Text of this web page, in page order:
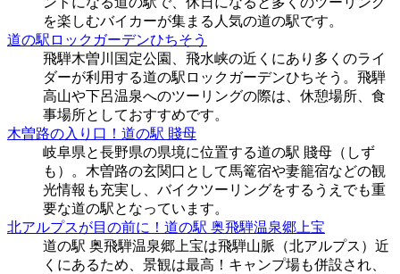
を楽しむバイカーが集まる人気の道の駅です。
道の駅ロックガーデンひちそう
飛騨木曽川国定公園、飛水峡の近くにあり多くのライ
ダーが利用する道の駅ロックガーデンひちそう。飛騨
高山や下呂温泉へのツーリングの際は、休憩場所、食
事場所としておすすめです。
木曽路の入り口！道の駅 賤母
岐阜県と長野県の県境に位置する道の駅 賤母（しず
も）。木曽路の玄関口として馬篭宿や妻籠宿などの観
光情報も充実し、バイクツーリングをするうえでも重
要な道の駅となっています。
北アルプスが目の前に！道の駅 奥飛騨温泉郷上宝
道の駅 奥飛騨温泉郷上宝は飛騨山脈（北アルプス）近
くにあるため、景観は最高！キャンプ場も併設され、